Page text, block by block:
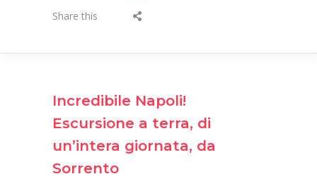
Share this
Incredibile Napoli!
Escursione a terra, di
un’intera giornata, da
Sorrento